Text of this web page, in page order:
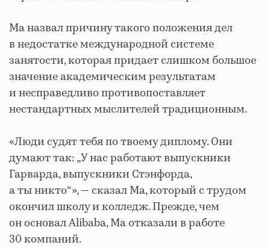
Ма назвал причину такого положения дел
в недостатке международной системе
занятости, которая придает слишком большое
значение академическим результатам
и несправедливо противопоставляет
нестандартных мыслителей традиционным.
«Люди судят тебя по твоему диплому. Они
думают так: „У нас работают выпускники
Гарварда, выпускники Стэнфорда,
а ты никто“», — сказал Ма, который с трудом
окончил школу и колледж. Прежде, чем
он основал Alibaba, Ма отказали в работе
30 компаний.